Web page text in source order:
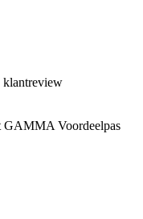
klantreview
GAMMA Voordeelpas